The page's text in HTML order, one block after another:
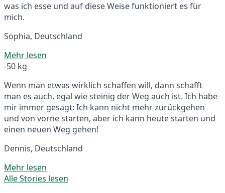
was ich esse und auf diese Weise funktioniert es für
mich.
Sophia, Deutschland
Mehr lesen
-50 kg
Wenn man etwas wirklich schaffen will, dann schafft
man es auch, egal wie steinig der Weg auch ist. Ich habe
mir immer gesagt: Ich kann nicht mehr zurückgehen
und von vorne starten, aber ich kann heute starten und
einen neuen Weg gehen!
Dennis, Deutschland
Mehr lesen
Alle Stories lesen